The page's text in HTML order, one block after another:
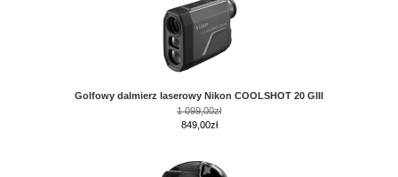
Golfowy dalmierz laserowy Nikon COOLSHOT 20 GIII
1 099,00zł
849,00zł